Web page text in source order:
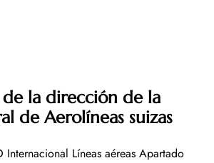
la dirección de la
de Aerolíneas suizas
Internacional Líneas aéreas Apartado